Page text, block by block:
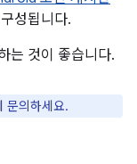
성됩니다.
는 것이 좋습니다.
문의하세요.